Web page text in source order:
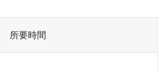
所要時間